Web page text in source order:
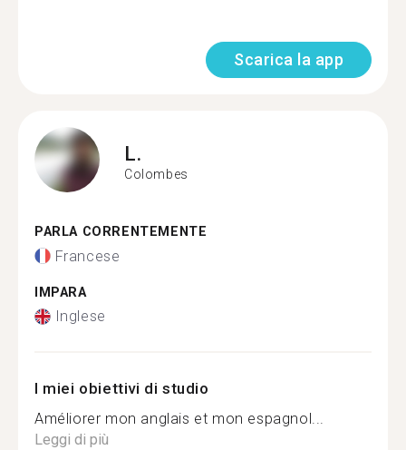
Scarica la app
L.
Colombes
PARLA CORRENTEMENTE
Francese
IMPARA
Inglese
I miei obiettivi di studio
Améliorer mon anglais et mon espagnol...
Leggi di più